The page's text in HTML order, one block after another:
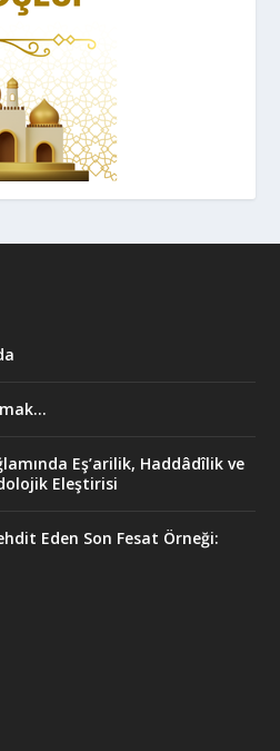
Eş’arilik, Haddâdîlik ve
Eleştirisi
Eden Son Fesat Örneği: